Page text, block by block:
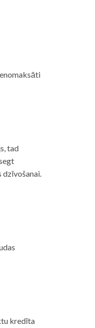
tad
dzīvošanai.
kredīta